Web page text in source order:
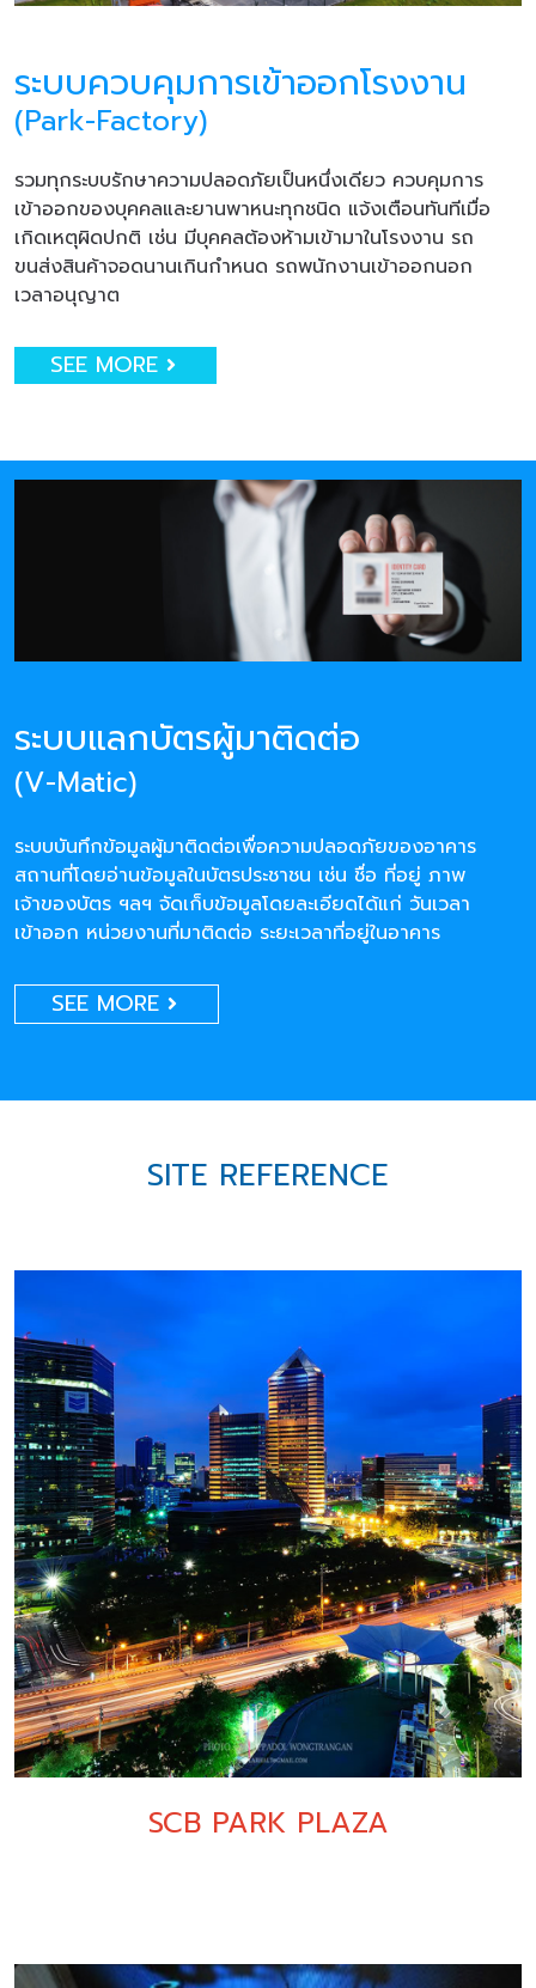
ระบบควบคุมการเข้าออกโรงงาน
(Park-Factory)
รวมทุกระบบรักษาความปลอดภัยเป็นหนึ่งเดียว ควบคุมการ
เข้าออกของบุคคลและยานพาหนะทุกชนิด แจ้งเตือนทันทีเมื่อ
เกิดเหตุผิดปกติ เช่น มีบุคคลต้องห้ามเข้ามาในโรงงาน รถ
ขนส่งสินค้าจอดนานเกินกำหนด รถพนักงานเข้าออกนอก
เวลาอนุญาต
SEE MORE
ระบบแลกบัตรผู้มาติดต่อ
(V-Matic)
ระบบบันทึกข้อมูลผู้มาติดต่อเพื่อความปลอดภัยของอาคาร
สถานที่โดยอ่านข้อมูลในบัตรประชาชน เช่น ชื่อ ที่อยู่ ภาพ
เจ้าของบัตร ฯลฯ จัดเก็บข้อมูลโดยละเอียดได้แก่ วันเวลา
เข้าออก หน่วยงานที่มาติดต่อ ระยะเวลาที่อยู่ในอาคาร
SEE MORE
SITE REFERENCE
SCB PARK PLAZA